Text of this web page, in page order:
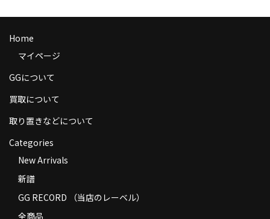
送料
商品の発送
返品
コンディション
Privacy Policy
Contact
Home
マイページ
GGについて
買取について
取り置きなどについて
Categories
New Arrivals
新譜
GG RECORD （当店のレーベル）
全商品